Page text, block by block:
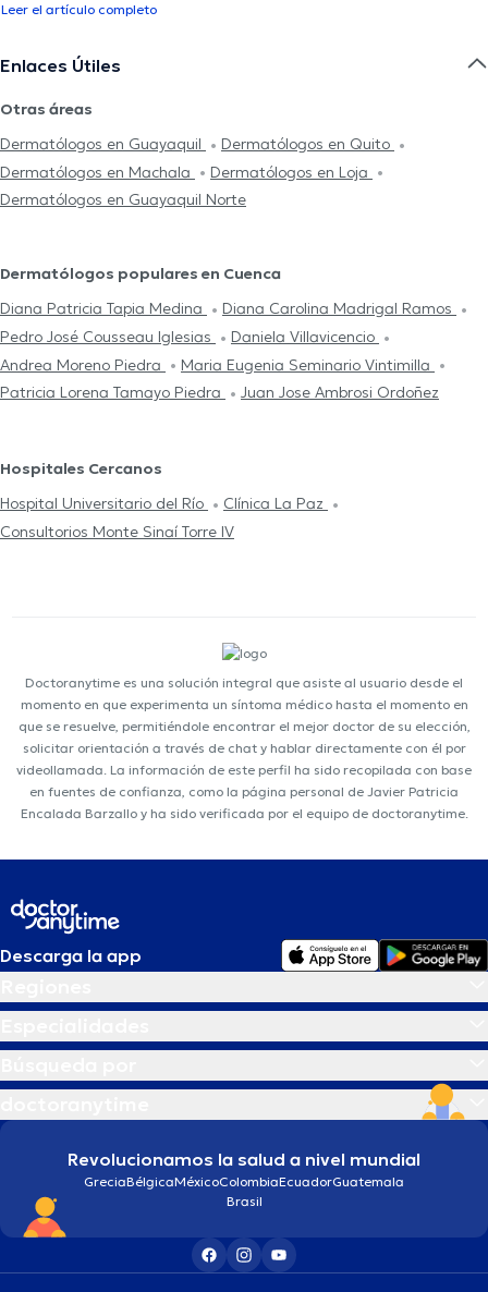
Leer el artículo completo
Enlaces Útiles
Otras áreas
Dermatólogos en Guayaquil
Dermatólogos en Quito
Dermatólogos en Machala
Dermatólogos en Loja
Dermatólogos en Guayaquil Norte
Dermatólogos populares en Cuenca
Diana Patricia Tapia Medina
Diana Carolina Madrigal Ramos
Pedro José Cousseau Iglesias
Daniela Villavicencio
Andrea Moreno Piedra
Maria Eugenia Seminario Vintimilla
Patricia Lorena Tamayo Piedra
Juan Jose Ambrosi Ordoñez
Hospitales Cercanos
Hospital Universitario del Río
Clínica La Paz
Consultorios Monte Sinaí Torre IV
Doctoranytime es una solución integral que asiste al usuario desde el
momento en que experimenta un síntoma médico hasta el momento en
que se resuelve, permitiéndole encontrar el mejor doctor de su elección,
solicitar orientación a través de chat y hablar directamente con él por
videollamada. La información de este perfil ha sido recopilada con base
en fuentes de confianza, como la página personal de Javier Patricia
Encalada Barzallo y ha sido verificada por el equipo de doctoranytime.
Descarga la app
Revolucionamos la salud a nivel mundial
GreciaBélgicaMéxicoColombiaEcuadorGuatemala
Brasil